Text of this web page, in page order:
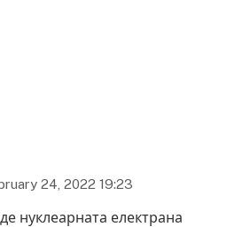
24, 2022 19:23
нуклеарната електрана